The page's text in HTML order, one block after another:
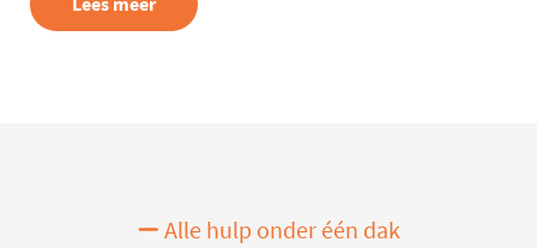
Alle hulp onder één dak